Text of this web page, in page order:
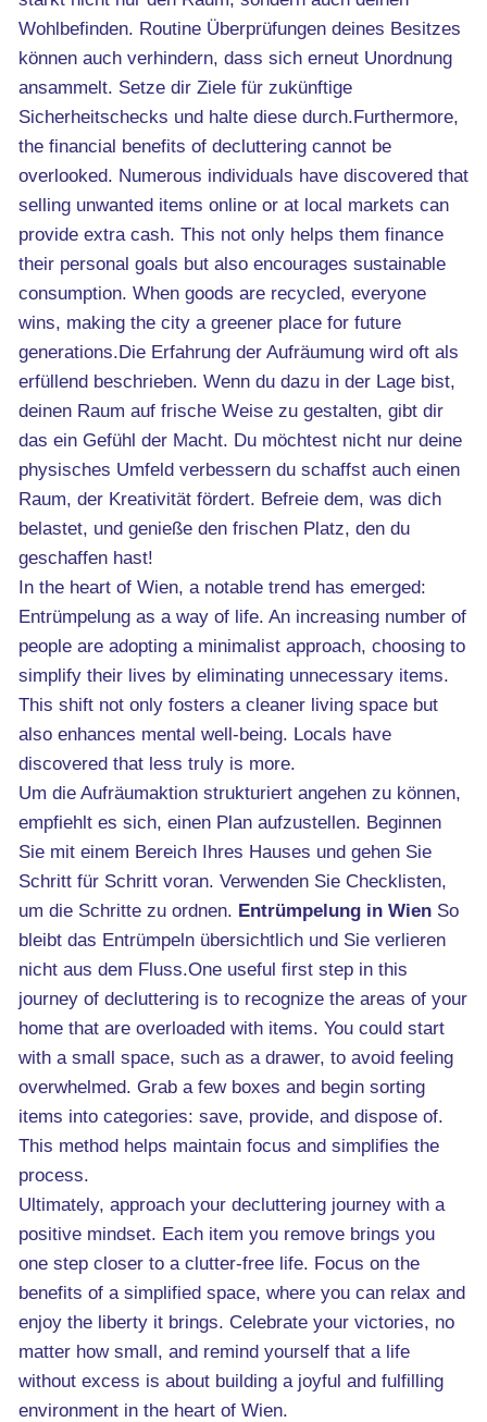
Wohlbefinden. Routine Überprüfungen deines Besitzes
können auch verhindern, dass sich erneut Unordnung
ansammelt. Setze dir Ziele für zukünftige
Sicherheitschecks und halte diese durch.Furthermore,
the financial benefits of decluttering cannot be
overlooked. Numerous individuals have discovered that
selling unwanted items online or at local markets can
provide extra cash. This not only helps them finance
their personal goals but also encourages sustainable
consumption. When goods are recycled, everyone
wins, making the city a greener place for future
generations.Die Erfahrung der Aufräumung wird oft als
erfüllend beschrieben. Wenn du dazu in der Lage bist,
deinen Raum auf frische Weise zu gestalten, gibt dir
das ein Gefühl der Macht. Du möchtest nicht nur deine
physisches Umfeld verbessern du schaffst auch einen
Raum, der Kreativität fördert. Befreie dem, was dich
belastet, und genieße den frischen Platz, den du
geschaffen hast!
In the heart of Wien, a notable trend has emerged:
Entrümpelung as a way of life. An increasing number of
people are adopting a minimalist approach, choosing to
simplify their lives by eliminating unnecessary items.
This shift not only fosters a cleaner living space but
also enhances mental well-being. Locals have
discovered that less truly is more.
Um die Aufräumaktion strukturiert angehen zu können,
empfiehlt es sich, einen Plan aufzustellen. Beginnen
Sie mit einem Bereich Ihres Hauses und gehen Sie
Schritt für Schritt voran. Verwenden Sie Checklisten,
um die Schritte zu ordnen. Entrümpelung in Wien So
bleibt das Entrümpeln übersichtlich und Sie verlieren
nicht aus dem Fluss.One useful first step in this
journey of decluttering is to recognize the areas of your
home that are overloaded with items. You could start
with a small space, such as a drawer, to avoid feeling
overwhelmed. Grab a few boxes and begin sorting
items into categories: save, provide, and dispose of.
This method helps maintain focus and simplifies the
process.
Ultimately, approach your decluttering journey with a
positive mindset. Each item you remove brings you
one step closer to a clutter-free life. Focus on the
benefits of a simplified space, where you can relax and
enjoy the liberty it brings. Celebrate your victories, no
matter how small, and remind yourself that a life
without excess is about building a joyful and fulfilling
environment in the heart of Wien.